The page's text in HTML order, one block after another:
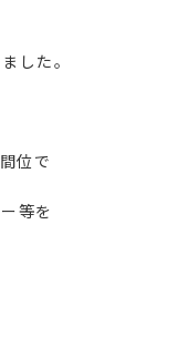
した。
位で
等を